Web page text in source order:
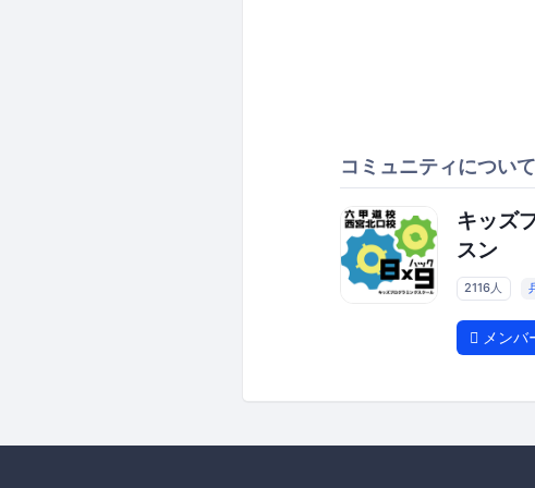
コミュニティについて
キッズ
スン
2116人
メンバ